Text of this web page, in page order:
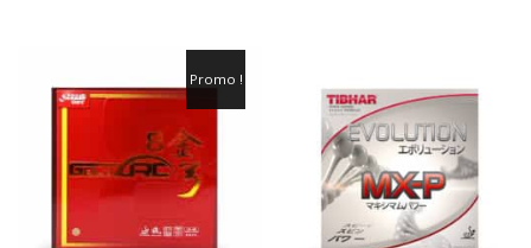
Promo !